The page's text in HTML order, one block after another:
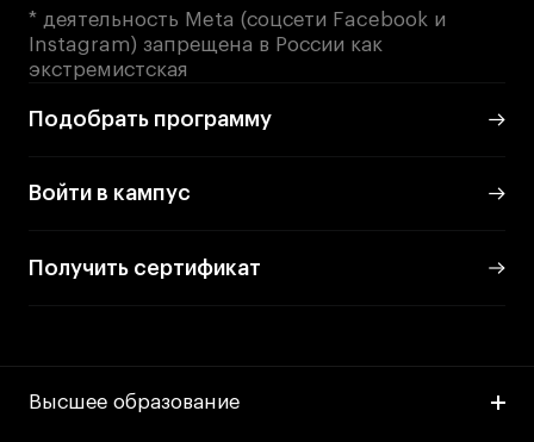
* деятельность Meta (соцсети Facebook и
Instagram) запрещена в России как
экстремистская
Подобрать программу
Войти в кампус
Получить сертификат
Высшее образование